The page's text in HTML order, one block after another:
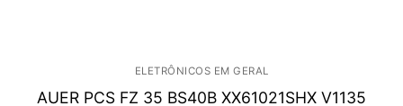
ELETRÔNICOS EM GERAL
AUER PCS FZ 35 BS40B XX61021SHX V1135